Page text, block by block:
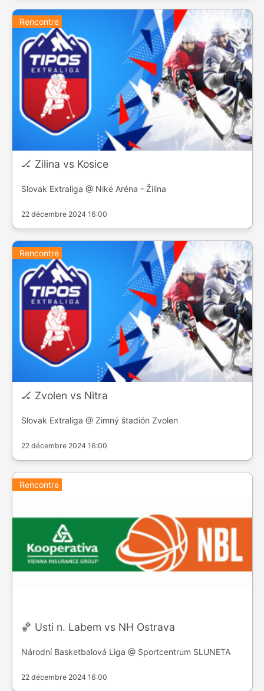
Rencontre
🏒 Zilina vs Kosice
Slovak Extraliga @ Niké Aréna - Žilina
22 décembre 2024 16:00
Rencontre
🏒 Zvolen vs Nitra
Slovak Extraliga @ Zimný štadión Zvolen
22 décembre 2024 16:00
Rencontre
🏀 Usti n. Labem vs NH Ostrava
Národní Basketbalová Liga @ Sportcentrum SLUNETA
22 décembre 2024 16:00